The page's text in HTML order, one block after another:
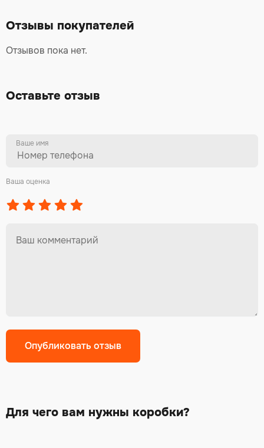
Отзывы покупателей
Отзывов пока нет.
Оставьте отзыв
Ваше имя
Ваша оценка
Для чего вам нужны коробки?